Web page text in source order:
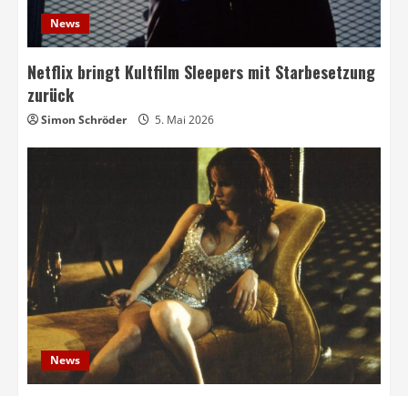
News
Netflix bringt Kultfilm Sleepers mit Starbesetzung
zurück
Simon Schröder 5. Mai 2026
News